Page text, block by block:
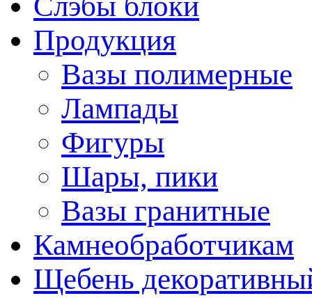
Продукция
Вазы полимерные
Лампады
Фигуры
Шары, пики
Вазы гранитные
Камнеобработчикам
Щебень